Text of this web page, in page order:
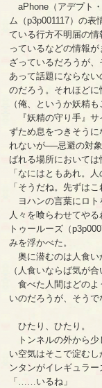
aPhone（アデプト
ム（p3p001117）の
ている行方不明届の
っているなどの情報
ざっているだろうが
あって話題にならな
のだろう。それほど
（俺、というか妖精
『妖精の守り手』サ
ずため息をつきそう
れないが──忌避の対
ばれる場所においては
「なにはともあれ。
「そうだね。先ずは
ヨハンの言葉にロト
人々を喰らわせてや
トゥールーズ（
みを浮かべた。
奥に潜むのは人食い
（人食いならば気が
食べた人間はどのよ
いのだろうが、そうで
ひたり、ひたり。
トンネルの外から少
い空気はそこで淀む
ンタンがイレギュラー
「……いるね」